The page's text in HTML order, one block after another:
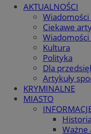
AKTUALNOŚCI
Ciekawe
Kultura
Polityka
Dla
Artykuły
KRYMINALNE
MIASTO